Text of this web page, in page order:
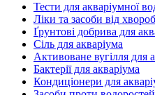
Тести для акваріумної
Ліки та засоби від
Ґрунтові добрива для
Сіль для акваріума
Активоване вугілля для
Бактерії для акваріума
Кондиціонери для